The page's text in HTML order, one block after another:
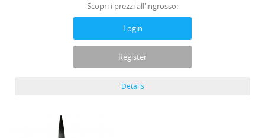
Scopri i prezzi all'ingrosso:
Login
Register
Details